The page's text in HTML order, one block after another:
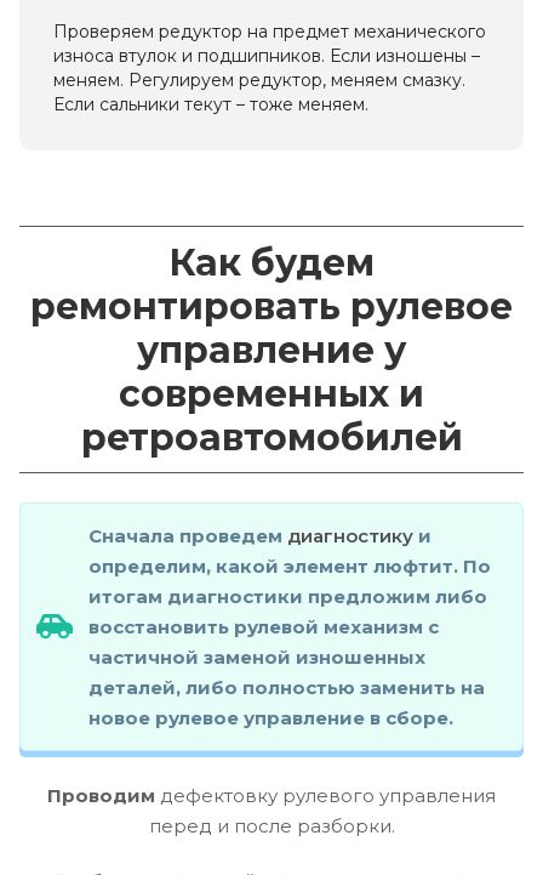
Проверяем редуктор на предмет механического
износа втулок и подшипников. Если изношены –
меняем. Регулируем редуктор, меняем смазку.
Если сальники текут – тоже меняем.
Как будем
ремонтировать рулевое
управление у
современных и
ретроавтомобилей
Сначала проведем диагностику и
определим, какой элемент люфтит. По
итогам диагностики предложим либо
восстановить рулевой механизм с
частичной заменой изношенных
деталей, либо полностью заменить на
новое рулевое управление в сборе.
Проводим дефектовку рулевого управления
перед и после разборки.